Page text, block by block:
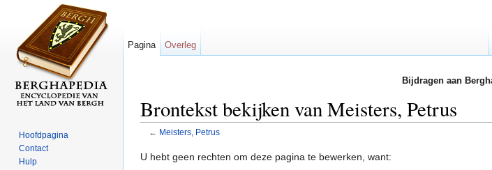
Bijdragen aan
Brontekst bekijken van Meisters, Petrus
← Meisters, Petrus
U hebt geen rechten om deze pagina te bewerken, want:
Pagina Overleg
Hoofdpagina
Contact
Hulp